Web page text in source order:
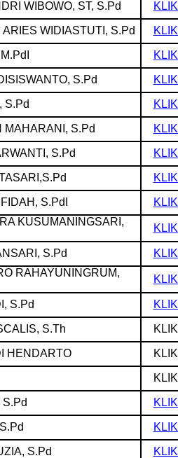
WIBOWO, ST, S.Pd
ARIES WIDIASTUTI, S.Pd
S.Pd
S.Pd
MAHARANI, S.Pd
S.Pd
S.PdI
KUSUMANINGSARI,
S.Pd
RAHAYUNINGRUM,
S.Pd
S.Th
HENDARTO
S.Pd